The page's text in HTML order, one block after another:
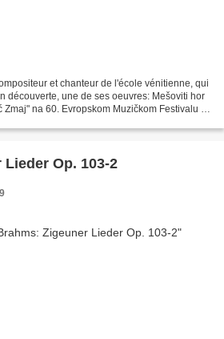
et chanteur de l'école vénitienne, qui
découverte, une de ses oeuvres: Mešoviti hor
na 60. Evropskom Muzičkom Festivalu za
Op. 103-2